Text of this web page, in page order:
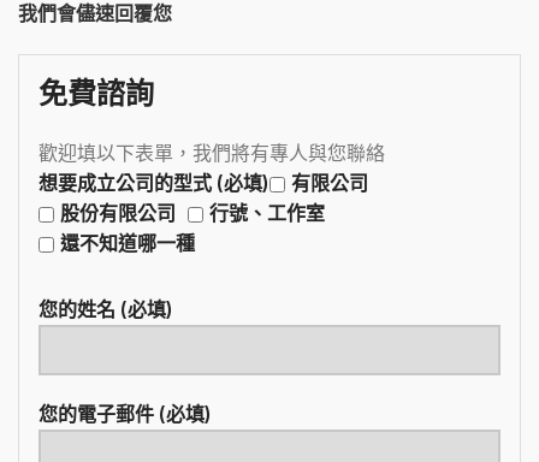
我們會儘速回覆您
免費諮詢
歡迎填以下表單，我們將有專人與您聯絡
想要成立公司的型式 (必填)
有限公司
股份有限公司
行號、工作室
還不知道哪一種
您的姓名 (必填)
您的電子郵件 (必填)